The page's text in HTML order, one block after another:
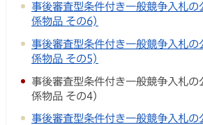
事後審査型条件付き一般競争入札の
係物品 その6)
事後審査型条件付き一般競争入札の
係物品 その5)
事後審査型条件付き一般競争入札の
係物品 その4)
事後審査型条件付き一般競争入札の